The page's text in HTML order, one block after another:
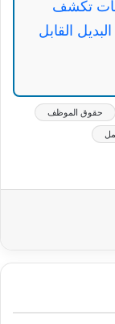
تكشف
البديل القابل
حقوق الموظف